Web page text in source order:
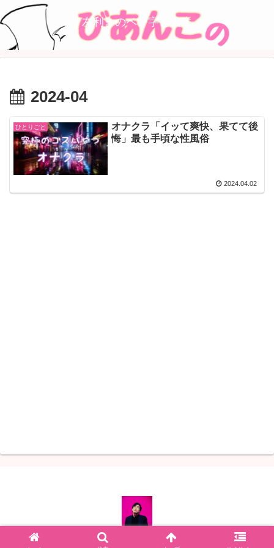
左利きのペン字と人生
2024-04
ひとりごと
オナクラ「イッて爽快、果てて後
悔」最も手頃な性風俗
2024.04.02
© 2022 左利きのペン字と人生.